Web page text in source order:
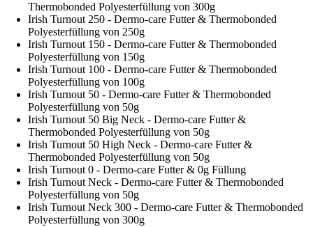
Thermobonded Polyesterfüllung von 300g
Irish Turnout 250 - Dermo-care Futter & Thermobonded
Polyesterfüllung von 250g
Irish Turnout 150 - Dermo-care Futter & Thermobonded
Polyesterfüllung von 150g
Irish Turnout 100 - Dermo-care Futter & Thermobonded
Polyesterfüllung von 100g
Irish Turnout 50 - Dermo-care Futter & Thermobonded
Polyesterfüllung von 50g
Irish Turnout 50 Big Neck - Dermo-care Futter &
Thermobonded Polyesterfüllung von 50g
Irish Turnout 50 High Neck - Dermo-care Futter &
Thermobonded Polyesterfüllung von 50g
Irish Turnout 0 - Dermo-care Futter & 0g Füllung
Irish Turnout Neck - Dermo-care Futter & Thermobonded
Polyesterfüllung von 50g
Irish Turnout Neck 300 - Dermo-care Futter & Thermobonded
Polyesterfüllung von 300g